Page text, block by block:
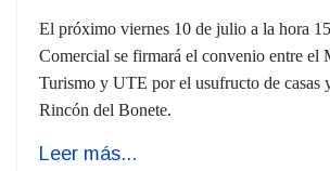
El próximo viernes 10 de julio a la hora
Comercial se firmará el convenio entre el
Turismo y UTE por el usufructo de casas
Rincón del Bonete.
Leer más...